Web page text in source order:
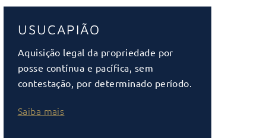
USUCAPIÃO
Aquisição legal da propriedade por
posse contínua e pacífica, sem
contestação, por determinado período.
Saiba mais